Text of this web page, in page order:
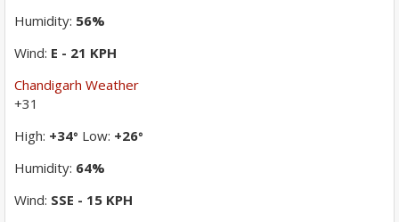
Humidity: 56%
Wind: E - 21 KPH
Chandigarh Weather
+31
High: +34° Low: +26°
Humidity: 64%
Wind: SSE - 15 KPH